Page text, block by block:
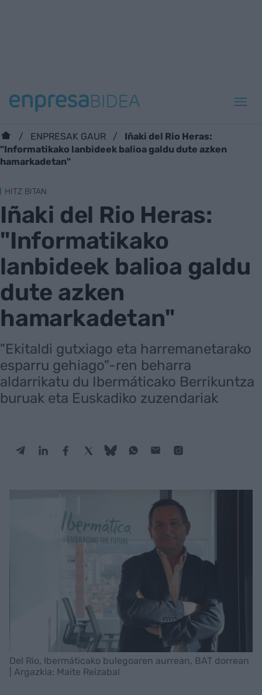
ENPRESAK GAUR
Iñaki del Rio Heras:
"Informatikako lanbideek balioa galdu dute azken
hamarkadetan"
HITZ BITAN
Iñaki del Rio Heras:
"Informatikako
lanbideek balioa galdu
dute azken
hamarkadetan"
"Ekitaldi gutxiago eta harremanetarako
esparru gehiago"-ren beharra
aldarrikatu du Ibermáticako Berrikuntza
buruak eta Euskadiko zuzendariak
Del Rio, Ibermáticako bulegoaren aurrean, BAT dorrean
| Argazkia: Maite Reizabal